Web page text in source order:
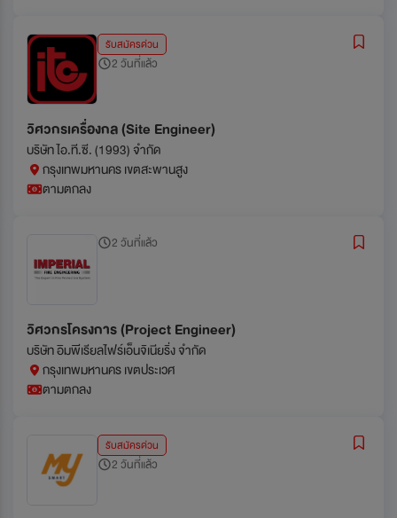
รับสมัครด่วน
2 วันที่แล้ว
วิศวกรเครื่องกล (Site Engineer)
บริษัท ไอ.ที.ซี. (1993) จำกัด
กรุงเทพมหานคร เขตสะพานสูง
ตามตกลง
2 วันที่แล้ว
วิศวกรโครงการ (Project Engineer)
บริษัท อิมพีเรียลไฟร์เอ็นจิเนียริ่ง จำกัด
กรุงเทพมหานคร เขตประเวศ
ตามตกลง
รับสมัครด่วน
2 วันที่แล้ว